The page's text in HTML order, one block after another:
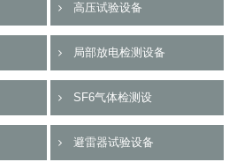
电力安全工器具
蓄电池测试仪器/直流系统
高压试验设备
局部放电检测设备
SF6气体检测设
避雷器试验设备